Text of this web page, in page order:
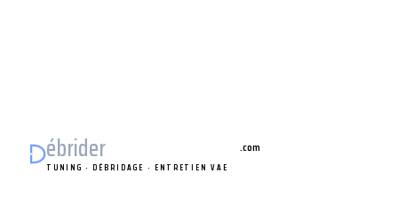
ébrider .com
TUNING · DÉBRIDAGE · ENTRETIEN VAE